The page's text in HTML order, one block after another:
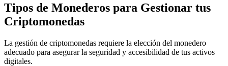
Tipos de Monederos para Gestionar tus
Criptomonedas
La gestión de criptomonedas requiere la elección del monedero
adecuado para asegurar la seguridad y accesibilidad de tus activos
digitales.